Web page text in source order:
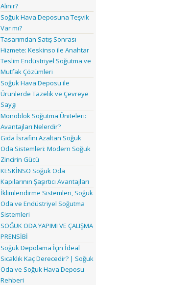
Alınır?
Soğuk Hava Deposuna Teşvik
Var mı?
Tasarımdan Satış Sonrası
Hizmete: Keskinso ile Anahtar
Teslim Endüstriyel Soğutma ve
Mutfak Çözümleri
Soğuk Hava Deposu ile
Ürünlerde Tazelik ve Çevreye
Saygı
Monoblok Soğutma Üniteleri:
Avantajları Nelerdir?
Gıda İsrafını Azaltan Soğuk
Oda Sistemleri: Modern Soğuk
Zincirin Gücü
KESKİNSO Soğuk Oda
Kapılarının Şaşırtıcı Avantajları
İklimlendirme Sistemleri, Soğuk
Oda ve Endüstriyel Soğutma
Sistemleri
SOĞUK ODA YAPIMI VE ÇALIŞMA
PRENSİBİ
Soğuk Depolama İçin İdeal
Sıcaklık Kaç Derecedir? | Soğuk
Oda ve Soğuk Hava Deposu
Rehberi